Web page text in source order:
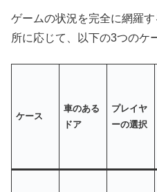
ゲームの状況を完全に網羅
所に応じて、以下の3つのケ
ケース
車のある
ドア
プレイヤ
ーの選択